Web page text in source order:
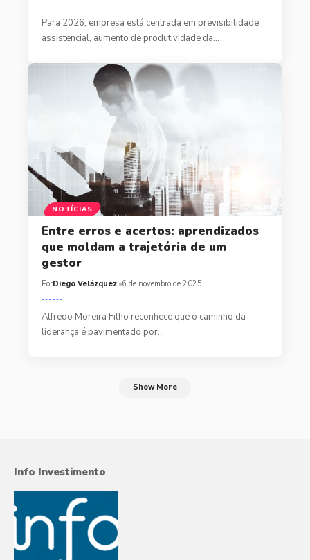
Para 2026, empresa está centrada em previsibilidade
assistencial, aumento de produtividade da…
NOTÍCIAS
Entre erros e acertos: aprendizados
que moldam a trajetória de um
gestor
PorDiego Velázquez 6 de novembro de 2025
Alfredo Moreira Filho reconhece que o caminho da
liderança é pavimentado por…
Show More
Info Investimento